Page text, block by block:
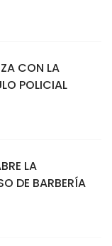
CON LA
POLICIAL
LA
DE BARBERÍA